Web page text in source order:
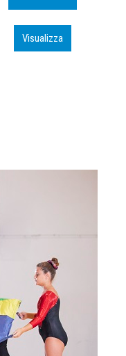
Visualizza